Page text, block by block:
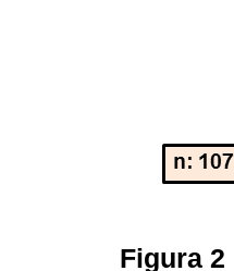
Figura 2